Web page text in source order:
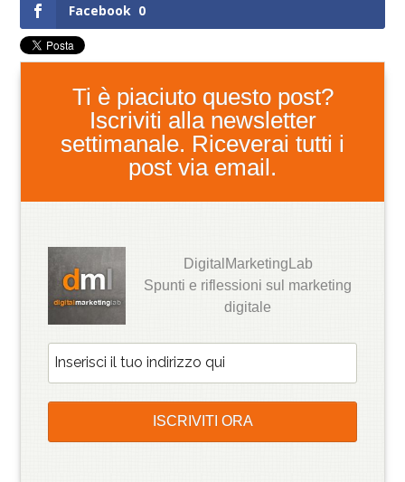
Facebook 0
Ti è piaciuto questo post?
Iscriviti alla newsletter
settimanale. Riceverai tutti i
post via email.
DigitalMarketingLab
Spunti e riflessioni sul marketing
digitale